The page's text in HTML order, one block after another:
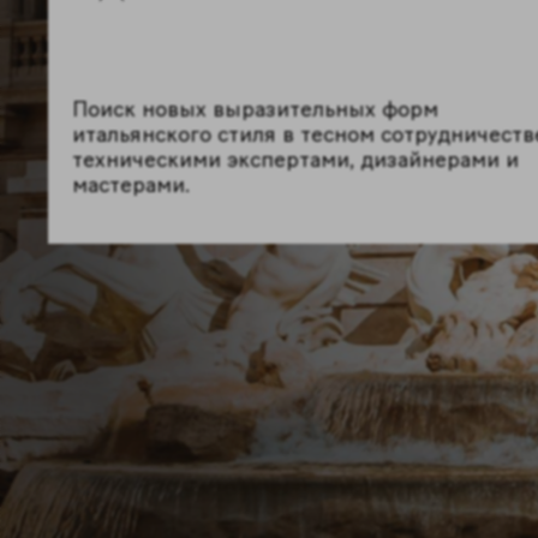
Поиск новых выразительных форм
итальянского стиля в тесном
техническими экспертами, дизайнерами и
мастерами.
Производство керамогранита, который
сочетает в себе выдающиеся эстетические
функциональные характеристики, гарантируя
непревзойденное качество.